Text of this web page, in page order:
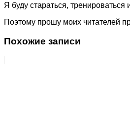
Я буду стараться,
Поэтому прошу моих читателей
Похожие записи